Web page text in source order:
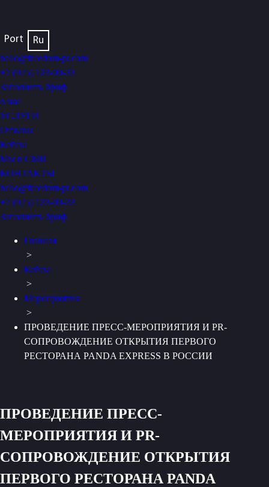
Port
Ru
hello@freedom-pr.com
+7 (925) 123-00-33
Заполнить бриф
о нас
УСЛУГИ
Отзывы
Кейсы
Мы в СМИ
КОНТАКТЫ
hello@freedom-pr.com
+7 (925) 123-00-33
Заполнить бриф
Главная
>
Кейсы
>
Мероприятия
>
ПРОВЕДЕНИЕ ПРЕСС-МЕРОПРИЯТИЯ И PR-
СОПРОВОЖДЕНИЕ ОТКРЫТИЯ ПЕРВОГО
РЕСТОРАНА PANDA EXPRESS В РОССИИ
ПРОВЕДЕНИЕ ПРЕСС-
МЕРОПРИЯТИЯ И PR-
СОПРОВОЖДЕНИЕ ОТКРЫТИЯ
ПЕРВОГО РЕСТОРАНА PANDA